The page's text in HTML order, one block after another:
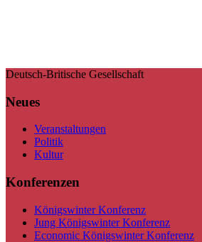
Deutsch-Britische Gesellschaft
Neues
Veranstaltungen
Politik
Kultur
Konferenzen
Königswinter Konferenz
Jung Königswinter Konferenz
Economic Königswinter Konferenz